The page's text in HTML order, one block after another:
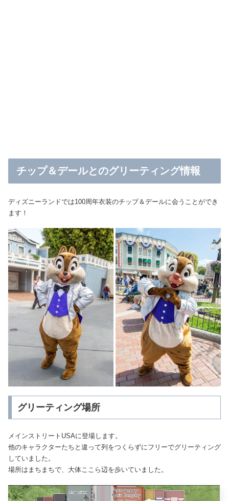
チップ＆デールとのグリーティング情報
ディズニーランドでは100周年衣装のチップ＆デールに会うことができ
ます！
グリーティング場所
メインストリートUSAに登場します。
他のキャラクターたちと違って列をつくらずにフリーでグリーティング
していました。
場所はまちまちで、大体ここら辺を歩いていました。